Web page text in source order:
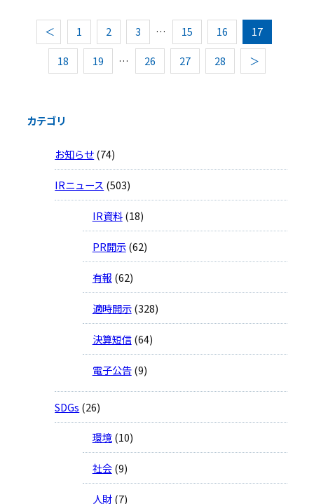
＜ 1 2 3 … 15 16
17
18
19 … 26 27 28 ＞
カテゴリ
お知らせ(74)
IRニュース (503)
IR資料(18)
PR開示(62)
有報 (62)
適時開示(328)
決算短信(64)
電子公告(9)
SDGs (26)
環境(10)
社会(9)
人財(7)